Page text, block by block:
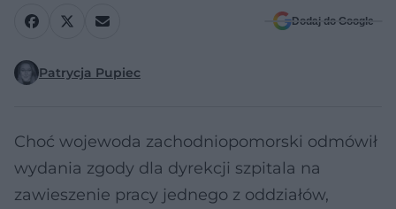
Dodaj do Google
Patrycja Pupiec
Choć wojewoda zachodniopomorski odmówił
wydania zgody dla dyrekcji szpitala na
zawieszenie pracy jednego z oddziałów,